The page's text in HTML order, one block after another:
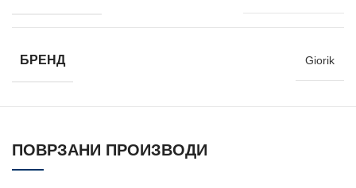
БРЕНД Giorik
ПОВРЗАНИ ПРОИЗВОДИ